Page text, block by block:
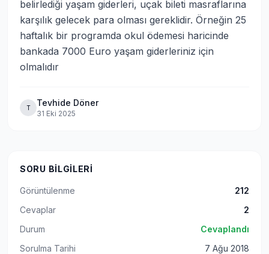
belirlediği yaşam giderleri, uçak bileti masraflarına
karşılık gelecek para olması gereklidir. Örneğin 25
haftalık bir programda okul ödemesi haricinde
bankada 7000 Euro yaşam giderleriniz için
olmalıdır
T Tevhide Döner
31 Eki 2025
SORU BILGILERI
Görüntülenme
212
Cevaplar
2
Durum
Cevaplandı
Sorulma Tarihi
7 Ağu 2018